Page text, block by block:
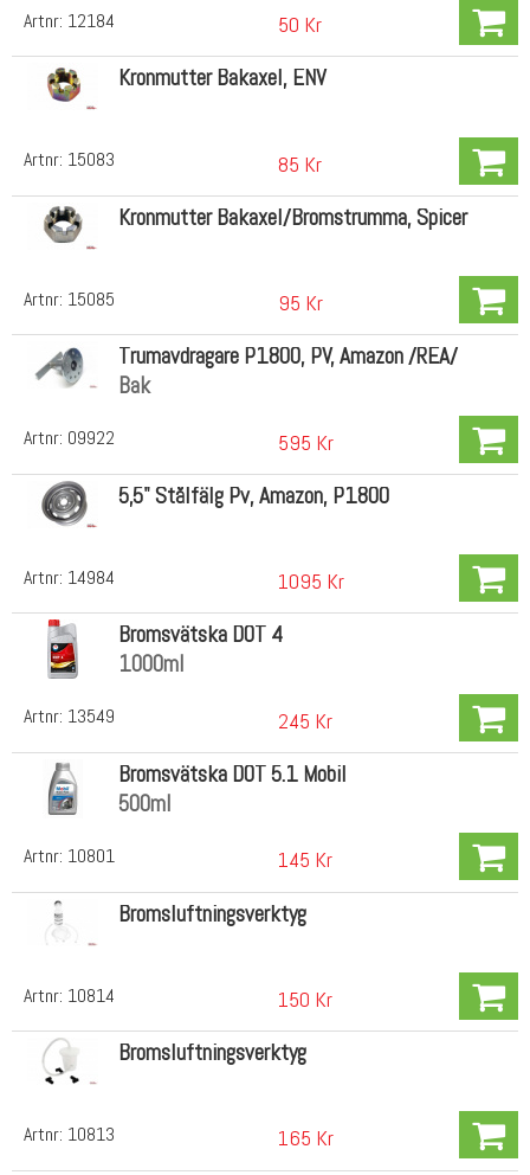
Artnr: 12184 50 Kr
Artnr: 15083
Kronmutter Bakaxel, ENV
85 Kr
Artnr: 15085
Kronmutter Bakaxel/Bromstrumma, Spicer
95 Kr
Artnr: 09922
Trumavdragare P1800, PV, Amazon /REA/
Bak
595 Kr
Artnr: 14984
5,5" Stålfälg Pv, Amazon, P1800
1095 Kr
Artnr: 13549
Bromsvätska DOT 4
1000ml
245 Kr
Artnr: 10801
Bromsvätska DOT 5.1 Mobil
500ml
145 Kr
Artnr: 10814
Bromsluftningsverktyg
150 Kr
Artnr: 10813
Bromsluftningsverktyg
165 Kr